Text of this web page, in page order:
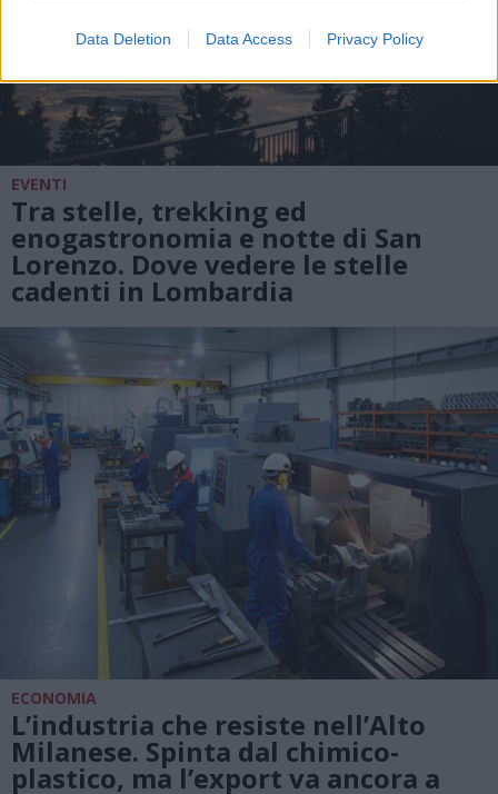
Data Deletion Data Access Privacy Policy
EVENTI
Tra stelle, trekking ed
enogastronomia e notte di San
Lorenzo. Dove vedere le stelle
cadenti in Lombardia
ECONOMIA
L’industria che resiste nell’Alto
Milanese. Spinta dal chimico-
plastico, ma l’export va ancora a